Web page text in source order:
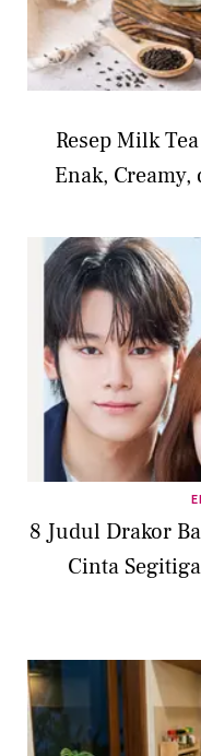
Resep Milk
Enak,
8 Judul Drakor
Cinta